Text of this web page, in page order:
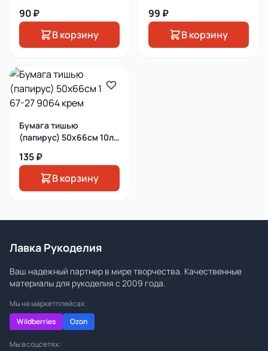
90 ₽
В корзину
99 ₽
В корзину
Бумага тишью
(папирус) 50х66см 10л
135 ₽
В корзину
Лавка Рукоделия
Ваш надежный партнер в мире творчества. Качественные
материалы для рукоделия с 2009 года.
Мы на маркетплейсах:
Wildberries
Ozon
Мы в соцсетях: